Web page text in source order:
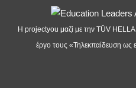
Η projectyou μαζί με την TÜV
έργο τους «Τηλεκπαίδευση ως